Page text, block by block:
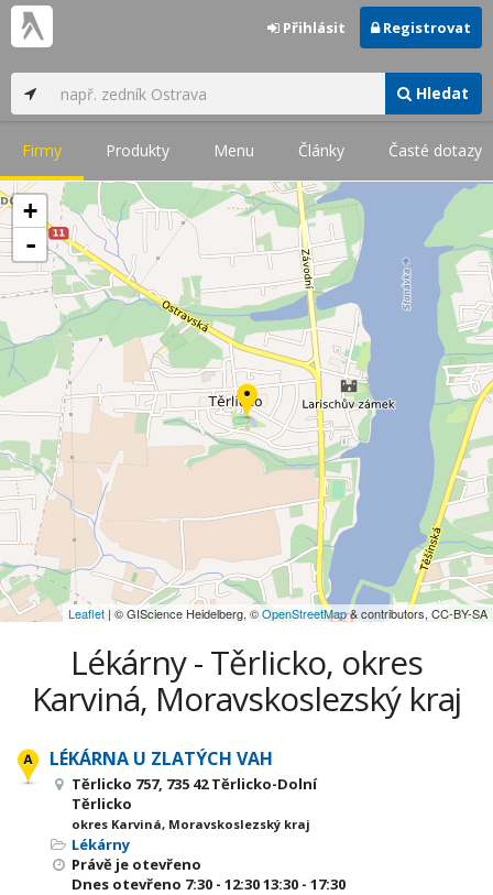
Hledat
Přihlásit Registrovat
Firmy Produkty Menu Články Časté dotazy
+
-
Leaflet | © GIScience Heidelberg, ©OpenStreetMap& contributors, CC-BY-SA
Lékárny - Těrlicko, okres
Karviná, Moravskoslezský kraj
LÉKÁRNA U ZLATÝCH VAH
Těrlicko 757, 735 42 Těrlicko-Dolní
Těrlicko
okres Karviná, Moravskoslezský kraj
Lékárny
Právě je otevřeno
Dnes otevřeno 7:30 - 12:3013:30 - 17:30